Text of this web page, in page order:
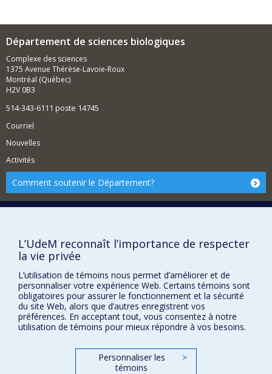
Département de sciences biologiques
Complexe des sciences
1375 Avenue Thérèse-Lavoie-Roux
Montréal (Québec)
H2V 0B3
514-343-6111 poste 14745
Courriel
Nouvelles
Activités
Comment soutenir le Département?
BESOIN D'AIDE?
Signaler une erreur
Accessibilité
FACULTÉ DES ARTS ET DES SCIENCES
Nos départements et écoles
Nos centres d'études
Nos programmes et cours
L’UdeM reconnaît l’importance de respecter
la vie privée
L’utilisation de témoins nous permet d’améliorer et de
personnaliser votre expérience Web. Certains témoins sont
obligatoires pour assurer le fonctionnement et la sécurité
du site Web, alors que d’autres enregistrent vos
préférences. En acceptant tout, vous consentez à notre
utilisation de témoins pour mieux répondre à vos besoins.
Personnaliser les
témoins
>